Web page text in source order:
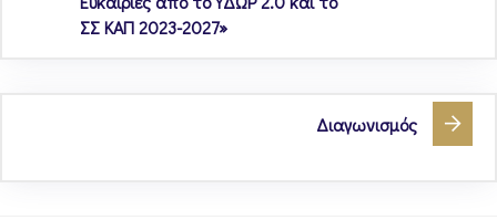
ΣΣ ΚΑΠ 2023-2027»
Διαγωνισμός